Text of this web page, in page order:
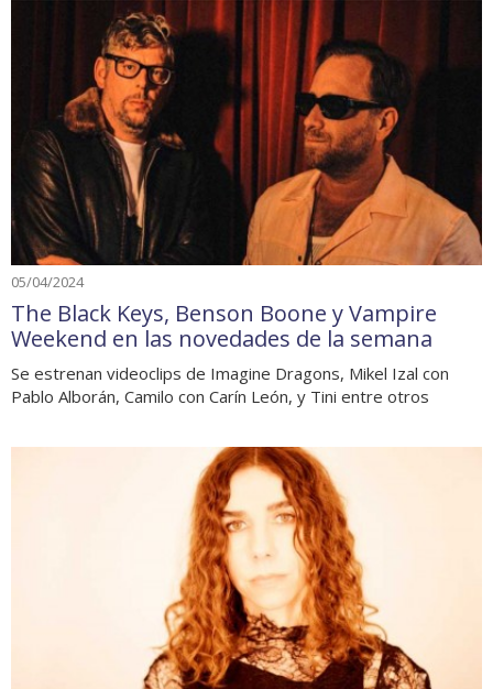
05/04/2024
The Black Keys, Benson Boone y Vampire
Weekend en las novedades de la semana
Se estrenan videoclips de Imagine Dragons, Mikel Izal con
Pablo Alborán, Camilo con Carín León, y Tini entre otros